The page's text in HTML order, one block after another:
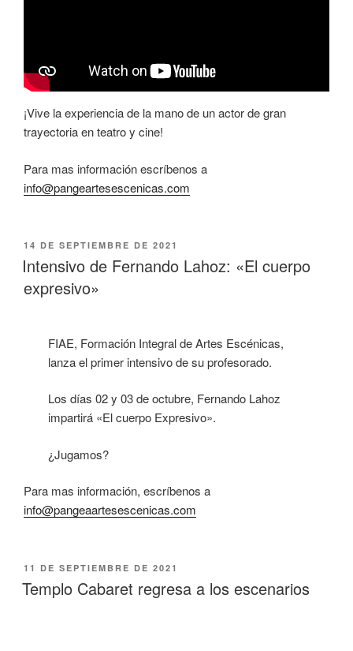
¡Vive la experiencia de la mano de un actor de gran
trayectoria en teatro y cine!
Para mas información escríbenos a
info@pangeartesescenicas.com
14 DE SEPTIEMBRE DE 2021
Intensivo de Fernando Lahoz: «El cuerpo
expresivo»
FIAE, Formación Integral de Artes Escénicas,
lanza el primer intensivo de su profesorado.
Los días 02 y 03 de octubre, Fernando Lahoz
impartirá «El cuerpo Expresivo».
¿Jugamos?
Para mas información, escríbenos a
info@pangeaartesescenicas.com
11 DE SEPTIEMBRE DE 2021
Templo Cabaret regresa a los escenarios